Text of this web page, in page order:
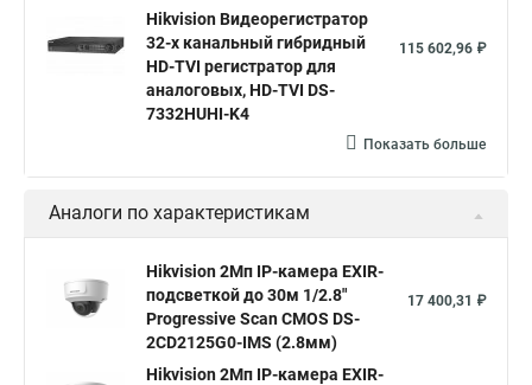
Hikvision ds 2cd1148 hikvision ds 2cd1148 i b
hikvision ds 2cd2042wd i Видеокамера hikvision
Видеокамеры hikvision ds
Камера Hikvision ds 2ce16d8t
Видеокамера hikvision hiwatch
Камера Hikvision ds 2cd2442fwd
Уличная камера Hikvision ip camera
Hikvision поворотная камера Hikvision купольная
Нikvision микрофон Hikvision поворотная
Hikvision Видеорегистратор
32-х канальный гибридный
HD-TVI регистратор для
аналоговых, HD-TVI DS-
7332HUHI-K4
115 602,96 ₽
Показать больше
Аналоги по характеристикам
Hikvision 2Мп IP-камера EXIR-
подсветкой до 30м 1/2.8"
Progressive Scan CMOS DS-
2CD2125G0-IMS (2.8мм)
17 400,31 ₽
Hikvision 2Мп IP-камера EXIR-